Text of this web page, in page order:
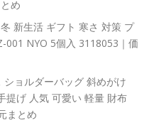
め
新生活 ギフト 寒さ 対策 プ
001 NYO 5個入 3118053｜価
ョルダーバッグ 斜めがけ
提げ 人気 可愛い 軽量 財布
まとめ